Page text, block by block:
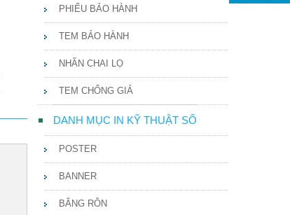
PHIẾU BẢO HÀNH
TEM BẢO HÀNH
NHÃN CHAI LỌ
TEM CHỐNG GIẢ
DANH MỤC IN KỸ THUẬT SỐ
POSTER
BANNER
BĂNG RÔN